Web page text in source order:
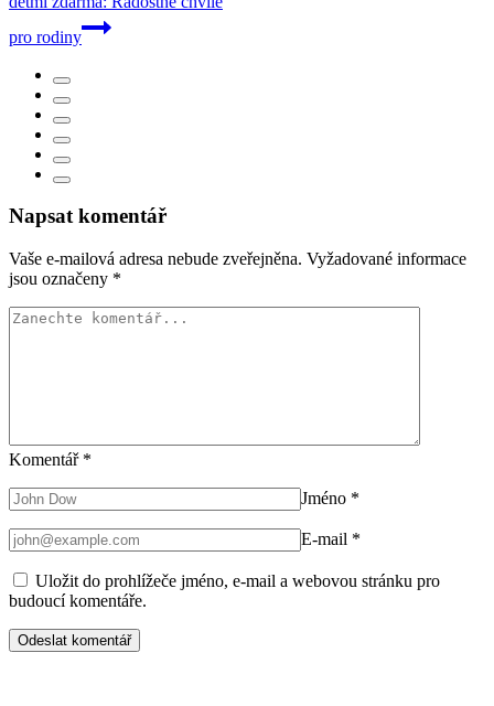
pro rodiny
Napsat komentář
Vaše e-mailová adresa nebude zveřejněna. Vyžadované informace
jsou označeny *
Komentář *
Jméno *
E-mail *
Uložit do prohlížeče jméno, e-mail a webovou stránku pro
budoucí komentáře.